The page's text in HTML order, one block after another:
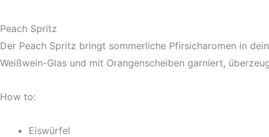
Peach Spritz
Der Peach Spritz bringt sommerliche Pfirsicharomen in
Weißwein-Glas und mit Orangenscheiben garniert,
How to:
Eiswürfel